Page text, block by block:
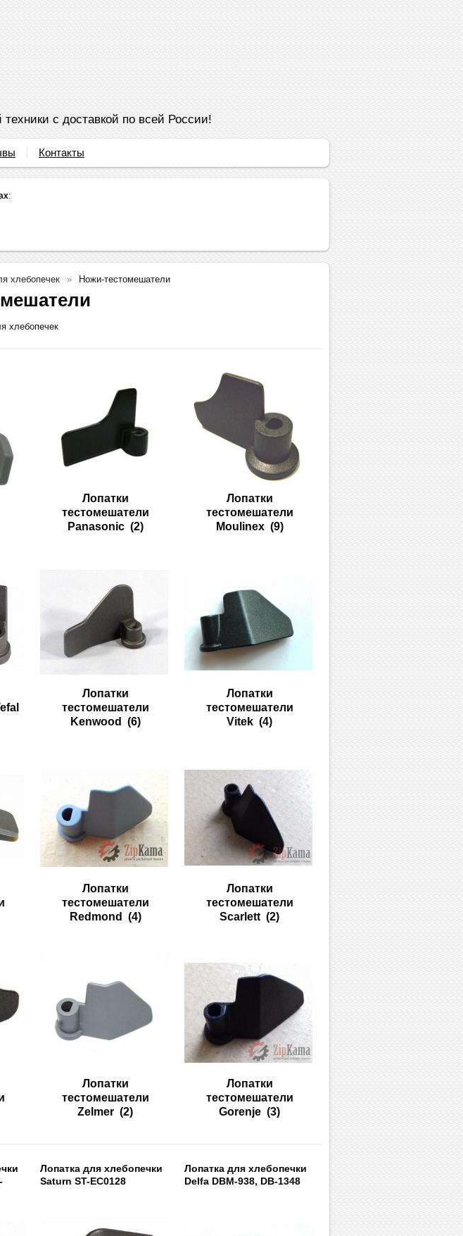
с доставкой по всей России!
Контакты
:
хлебопечек Ножи-тестомешатели
хлебопечек
Лопатки
тестомешатели
Panasonic(2)
Лопатки
тестомешатели
Moulinex(9)
Лопатки
тестомешатели
Kenwood
(6)
Лопатки
тестомешатели
Vitek (4)
Лопатки
тестомешатели
Redmond
(4)
Лопатки
тестомешатели
Scarlett (2)
Лопатки
тестомешатели
Zelmer (2)
Лопатки
тестомешатели
Gorenje (3)
Лопатка для хлебопечки
Saturn ST-EC0128
Лопатка для хлебопечки
Delfa DBM-938, DB-1348